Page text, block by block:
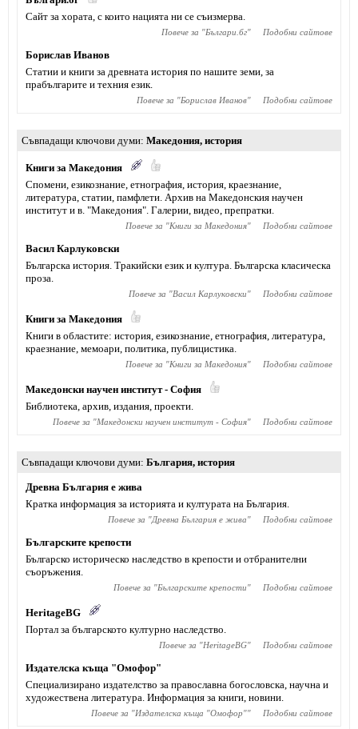
Сайт за хората, с които нацията ни се съизмерва.
Повече за "Българи.бг" Подобни сайтове
Борислав Иванов
Статии и книги за древната история по нашите земи, за
прабългарите и техния език.
Повече за "Борислав Иванов" Подобни сайтове
Съвпадащи ключови думи Македония, история
Книги за Македония
Спомени, eзикознание, етнография, история, краезнание,
литература, статии, памфлети. Архив на Македонския научен
институт и в. "Македония". Галерии, видео, препратки.
Повече за "Книги за Македония" Подобни сайтове
Васил Карлуковски
Българска история. Тракийски език и култура. Българска класическа
проза.
Повече за "Васил Карлуковски" Подобни сайтове
Книги за Македония
Книги в областите: история, езикознание, етнография, литература,
краезнание, мемоари, политика, публицистика.
Повече за "Книги за Македония" Подобни сайтове
Македонски научен институт - София
Библиотека, архив, издания, проекти.
Повече за "Македонски научен институт - София" Подобни сайтове
Съвпадащи ключови думи България, история
Древна България е жива
Кратка информация за историята и културата на България.
Повече за "Древна България е жива" Подобни сайтове
Българските крепости
Българско историческо наследство в крепости и отбранителни
съоръжения.
Повече за "Българските крепости" Подобни сайтове
HeritageBG
Портал за българското културно наследство.
Повече за "HeritageBG" Подобни сайтове
Издателска къща "Омофор"
Специализирано издателство за православна богословска, научна и
художествена литература. Информация за книги, новини.
Повече за "Издателска къща "Омофор"" Подобни сайтове